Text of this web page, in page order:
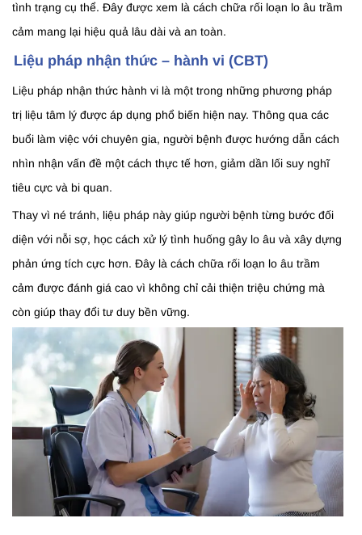
tình trạng cụ thể. Đây được xem là cách chữa rối loạn lo âu trầm
cảm mang lại hiệu quả lâu dài và an toàn.
Liệu pháp nhận thức – hành vi (CBT)
Liệu pháp nhận thức hành vi là một trong những phương pháp
trị liệu tâm lý được áp dụng phổ biến hiện nay. Thông qua các
buổi làm việc với chuyên gia, người bệnh được hướng dẫn cách
nhìn nhận vấn đề một cách thực tế hơn, giảm dần lối suy nghĩ
tiêu cực và bi quan.
Thay vì né tránh, liệu pháp này giúp người bệnh từng bước đối
diện với nỗi sợ, học cách xử lý tình huống gây lo âu và xây dựng
phản ứng tích cực hơn. Đây là cách chữa rối loạn lo âu trầm
cảm được đánh giá cao vì không chỉ cải thiện triệu chứng mà
còn giúp thay đổi tư duy bền vững.